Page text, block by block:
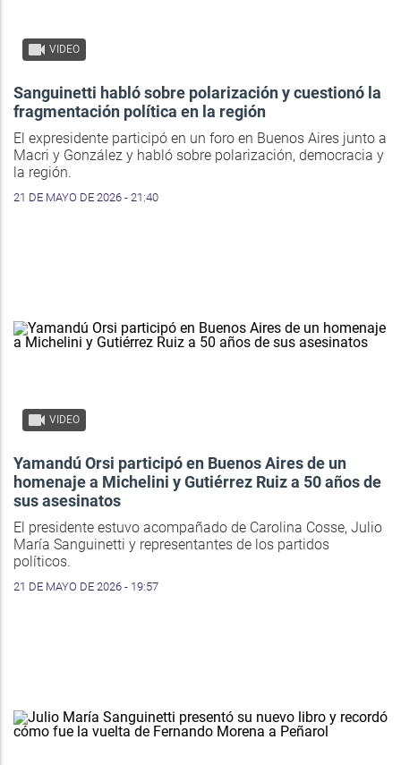
VIDEO
Sanguinetti habló sobre polarización y cuestionó la
fragmentación política en la región
El expresidente participó en un foro en Buenos Aires junto a
Macri y González y habló sobre polarización, democracia y
la región.
21 DE MAYO DE 2026 - 21:40
VIDEO
Yamandú Orsi participó en Buenos Aires de un
homenaje a Michelini y Gutiérrez Ruiz a 50 años de
sus asesinatos
El presidente estuvo acompañado de Carolina Cosse, Julio
María Sanguinetti y representantes de los partidos
políticos.
21 DE MAYO DE 2026 - 19:57